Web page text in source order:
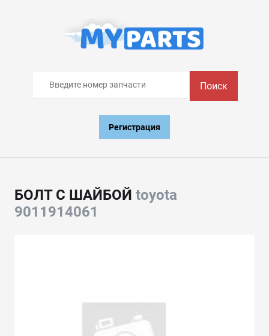
Поиск
Регистрация
БОЛТ С ШАЙБОЙ toyota
9011914061